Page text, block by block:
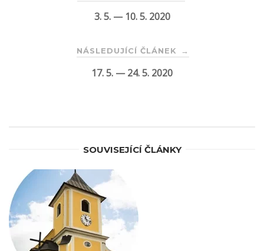
navigation3. 5. — 10. 5. 2020
NÁSLEDUJÍCÍ ČLÁNEK →
17. 5. — 24. 5. 2020
SOUVISEJÍCÍ ČLÁNKY